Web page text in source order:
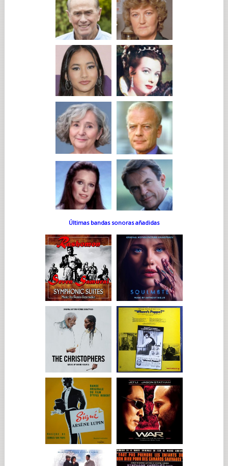
Últimas bandas sonoras añadidas